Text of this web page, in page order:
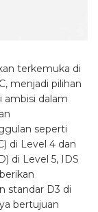
terkemuka di
menjadi pilihan
ambisi dalam
seperti
di Level 4 dan
di Level 5, IDS
standar D3 di
bertujuan